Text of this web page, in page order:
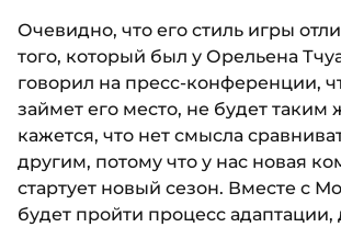
Очевидно, что его стиль игры
того, который был у Орельена
говорил на пресс-конференции,
займет его место, не будет таким
кажется, что нет смысла
другим, потому что у нас новая
стартует новый сезон. Вместе с
будет пройти процесс адаптации,